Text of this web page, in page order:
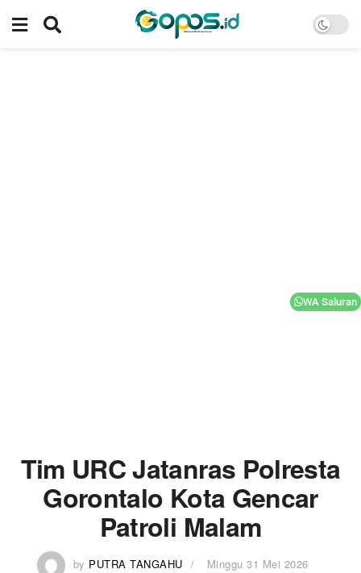
Tim URC Jatanras Polresta
Gorontalo Kota Gencar
Patroli Malam
by PUTRA TANGAHU Minggu 31 Mei 2026
WA Saluran